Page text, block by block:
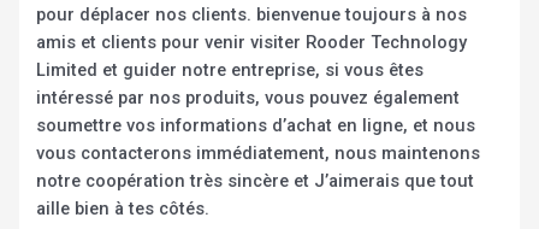
pour déplacer nos clients. bienvenue toujours à nos
amis et clients pour venir visiter Rooder Technology
Limited et guider notre entreprise, si vous êtes
intéressé par nos produits, vous pouvez également
soumettre vos informations d’achat en ligne, et nous
vous contacterons immédiatement, nous maintenons
notre coopération très sincère et J’aimerais que tout
aille bien à tes côtés.